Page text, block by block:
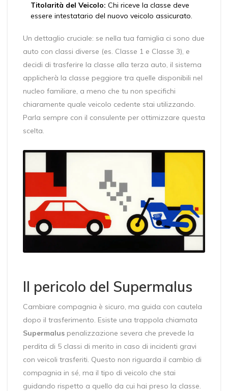
Titolarità del Veicolo: Chi riceve la classe deve
essere intestatario del nuovo veicolo assicurato.
Un dettaglio cruciale: se nella tua famiglia ci sono due
auto con classi diverse (es. Classe 1 e Classe 3), e
decidi di trasferire la classe alla terza auto, il sistema
applicherà la classe peggiore tra quelle disponibili nel
nucleo familiare, a meno che tu non specifichi
chiaramente quale veicolo cedente stai utilizzando.
Parla sempre con il consulente per ottimizzare questa
scelta.
Il pericolo del Supermalus
Cambiare compagnia è sicuro, ma guida con cautela
dopo il trasferimento. Esiste una trappola chiamata
Supermalus penalizzazione severa che prevede la
perdita di 5 classi di merito in caso di incidenti gravi
con veicoli trasferiti. Questo non riguarda il cambio di
compagnia in sé, ma il tipo di veicolo che stai
guidando rispetto a quello da cui hai preso la classe.